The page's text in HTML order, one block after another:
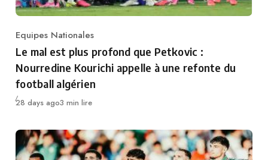
Category
Equipes Nationales
Le mal est plus profond que Petkovic :
Nourredine Kourichi appelle à une refonte du
football algérien
Publié
28 days ago3 min lire